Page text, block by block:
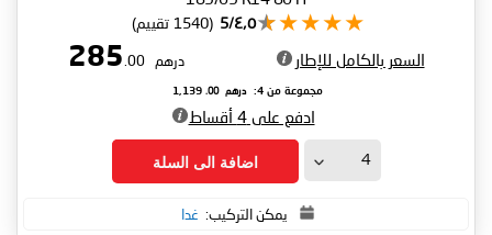
٤٫٥/5 (1540 تقييم)
السعر بالكامل للإطار درهم 285
.00
مجموعة من 4: درهم 1,139
.00
ادفع على 4 أقساط
اضافة الى السلة
يمكن التركيب: غدا